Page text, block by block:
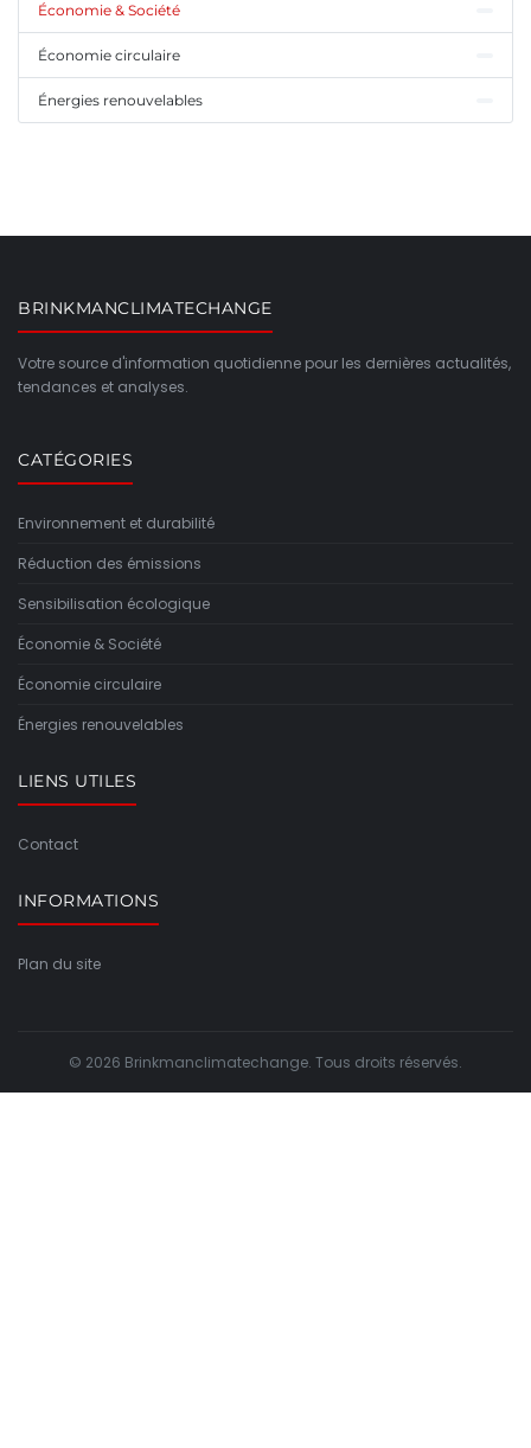
Économie & Société
Économie circulaire
Énergies renouvelables
BRINKMANCLIMATECHANGE
Votre source d'information quotidienne pour les dernières actualités,
tendances et analyses.
CATÉGORIES
Environnement et durabilité
Réduction des émissions
Sensibilisation écologique
Économie & Société
Économie circulaire
Énergies renouvelables
LIENS UTILES
Contact
INFORMATIONS
Plan du site
© 2026 Brinkmanclimatechange. Tous droits réservés.